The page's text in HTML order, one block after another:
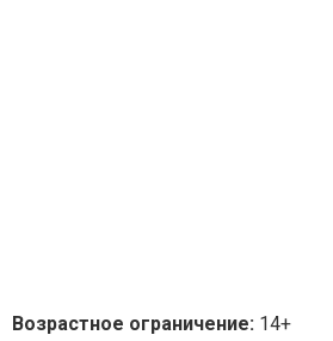
Возрастное ограничение: 14+